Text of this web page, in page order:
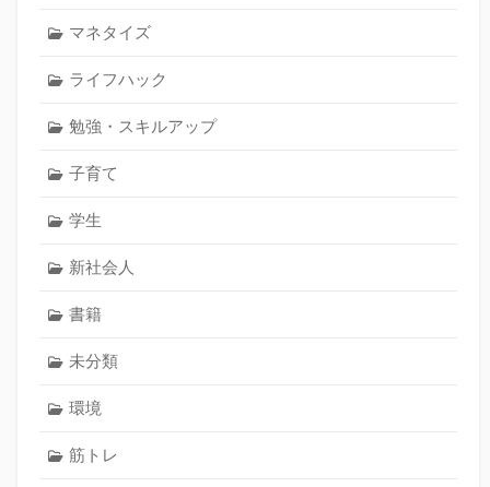
マネタイズ
ライフハック
勉強・スキルアップ
子育て
学生
新社会人
書籍
未分類
環境
筋トレ